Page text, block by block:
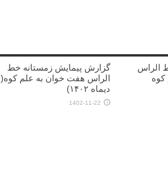
الراس
کوه
گزارش پیمایش زمستانه خط
الراس هفت خوان به علم کوه(
دیماه ۱۴۰۲)
1402-11-22